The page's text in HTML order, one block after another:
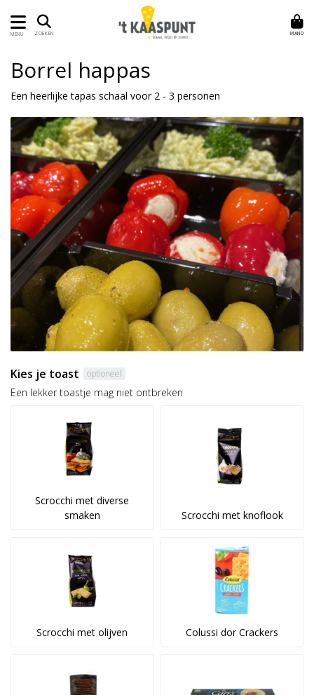
MENU ZOEKEN MAND
Borrel happas
Een heerlijke tapas schaal voor 2 - 3 personen
Kies je toast optioneel
Een lekker toastje mag niet ontbreken
Scrocchi met diverse
smaken
Scrocchi met knoflook
Scrocchi met olijven Colussi dor Crackers